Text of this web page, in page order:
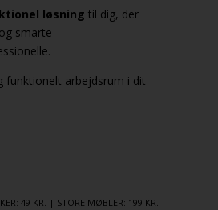
løsning til dig, der
smarte
funktionelt arbejdsrum i dit
49 KR. | STORE MØBLER: 199 KR.